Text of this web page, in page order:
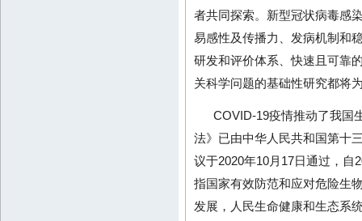
者共同探索。新型冠状病毒感
易感性及传播力、发病机制和
研发和评价体系、快速且可靠
关科学问题的基础性研究都将
COVID-19疫情推动了我国
法》已由中华人民共和国第十
议于2020年10月17日通过，自
指国家有效防范和应对危险生
发展，人民生命健康和生态系